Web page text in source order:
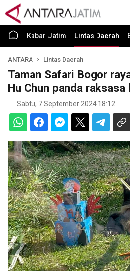
Kabar Jatim Lintas Daerah
ANTARA Lintas Daerah
Taman Safari Bogor
Hu Chun panda raksasa
Sabtu, 7 September 2024 18:12